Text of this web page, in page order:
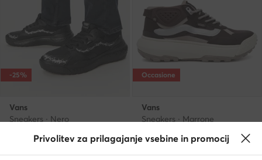
-25%
Vans
Sneakers · Nero
Prezzo attuale
€
-42%
Prezzo più basso107,95 €-25%
Occasione
Vans
Sneakers · Marrone
Prezzo attuale
88,99€
Prezzo regolare149,95 €
-40%
Prezzo più basso98,99 €-10%
Privolitev za prilagajanje vsebine in promocij